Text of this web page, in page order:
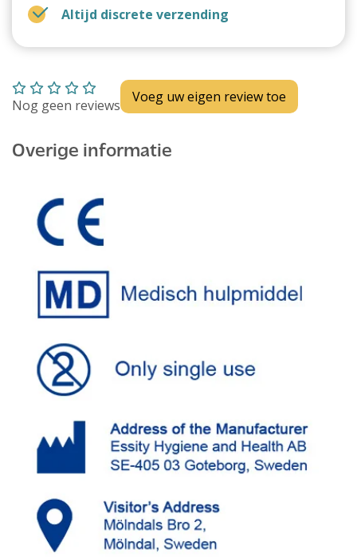
Altijd discrete verzending
Nog geen reviews Voeg uw eigen review toe
Overige informatie